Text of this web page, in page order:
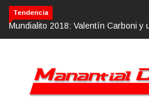
Tendencia
Mundialito 2018: Valentín Carboni y